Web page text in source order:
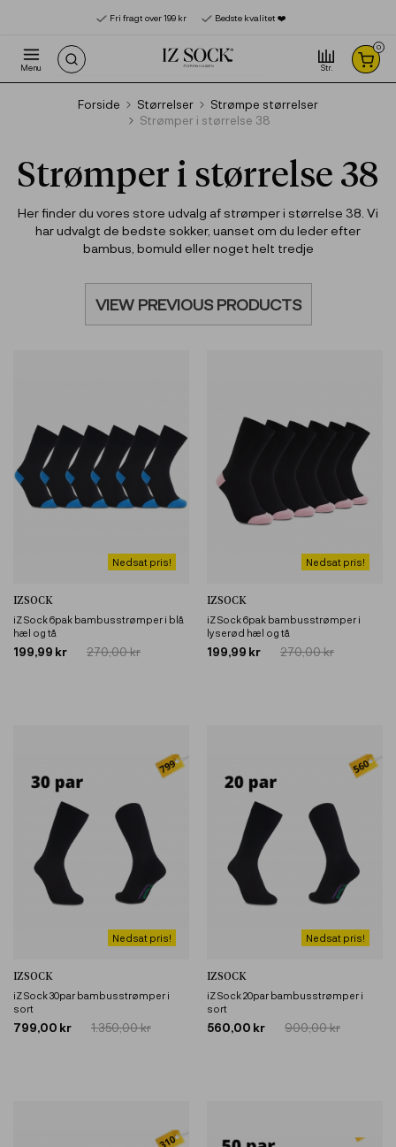
Fri fragt over 199 kr Bedste kvalitet ❤️‍
Menu
0
Str.
Forside Størrelser
Strømpe størrelser
Strømper i størrelse 38
Strømper i størrelse 38
Her finder du vores store udvalg af strømper i størrelse 38. Vi
har udvalgt de bedste sokker, uanset om du leder efter
bambus, bomuld eller noget helt tredje
VIEW PREVIOUS PRODUCTS
Nedsat pris!
IZSOCK
iZ Sock 6pak bambusstrømper i blå
hæl og tå
199,99 kr 270,00 kr
Nedsat pris!
IZSOCK
iZ Sock 6pak bambusstrømper i
lyserød hæl og tå
199,99 kr 270,00 kr
Nedsat pris!
IZSOCK
iZ Sock 30par bambusstrømper i
sort
799,00 kr 1.350,00 kr
Nedsat pris!
IZSOCK
iZ Sock 20par bambusstrømper i
sort
560,00 kr 900,00 kr
Product added to the cart
Product deleted from the cart